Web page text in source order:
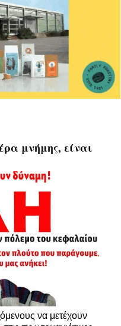
μνήμης, είναι
να μετέχουν